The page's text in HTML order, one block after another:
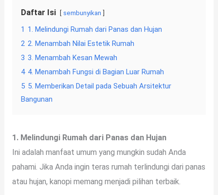
Daftar Isi sembunyikan
1 1. Melindungi Rumah dari Panas dan Hujan
2 2. Menambah Nilai Estetik Rumah
3 3. Menambah Kesan Mewah
4 4. Menambah Fungsi di Bagian Luar Rumah
5 5. Memberikan Detail pada Sebuah Arsitektur
Bangunan
1. Melindungi Rumah dari Panas dan Hujan
Ini adalah manfaat umum yang mungkin sudah Anda
pahami. Jika Anda ingin teras rumah terlindungi dari panas
atau hujan, kanopi memang menjadi pilihan terbaik.